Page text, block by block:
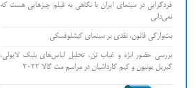
فردگرایی در سینمای ایران با نگاهی به فیلم چیزهایی هست که
نمی‌دانی
بت‌وارگی قانون، نقدی بر سینمای کیشلوفسکی
بررسی حضور ابژه و غیاب تن، تحلیل لباس‌های بلیک لایولی،
گبریل یونیون و کیم کارداشیان در مراسم مت گالا ۲۰۲۲